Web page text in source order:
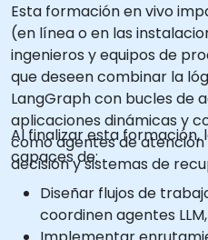
Esta formación en vivo
(en línea o en las
ingenieros y equipos de
que deseen combinar la
LangGraph con bucles de
aplicaciones dinámicas y
como agentes de
decisión y sistemas de
Al finalizar esta
capaces de:
Diseñar flujos de
coordinen agentes